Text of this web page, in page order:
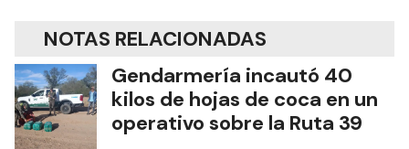
NOTAS RELACIONADAS
Gendarmería incautó 40
kilos de hojas de coca en un
operativo sobre la Ruta 39